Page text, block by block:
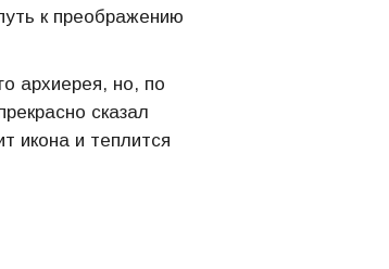
к преображению
архиерея, но, по
сказал
икона и теплится